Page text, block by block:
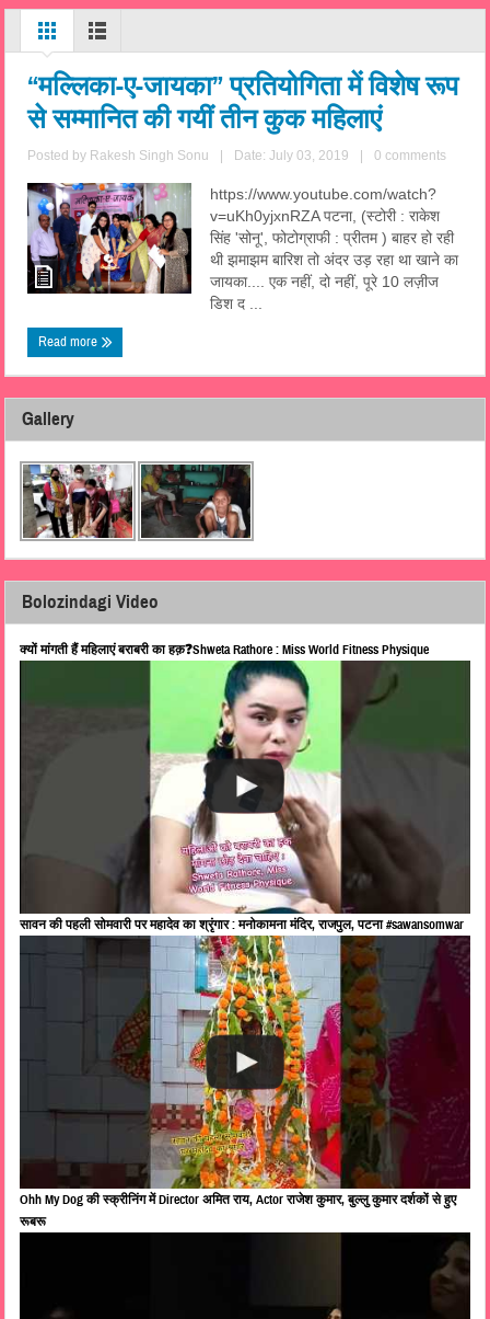
“मल्लिका-ए-जायका” प्रतियोगिता में विशेष रूप
से सम्मानित की गयीं तीन कुक महिलाएं
Posted by Rakesh Singh Sonu Date: July 03, 2019 0 comments
https://www.youtube.com/watch?
v=uKh0yjxnRZA पटना, (स्टोरी : राकेश
सिंह 'सोनू', फोटोग्राफी : प्रीतम ) बाहर हो रही
थी झमाझम बारिश तो अंदर उड़ रहा था खाने का
जायका.... एक नहीं, दो नहीं, पूरे 10 लज़ीज
डिश द ...
Read more
Gallery
Bolozindagi Video
क्यों मांगती हैं महिलाएं बराबरी का हक़❓Shweta Rathore : Miss World Fitness Physique
सावन की पहली सोमवारी पर महादेव का श्रृंगार : मनोकामना मंदिर, राजपुल, पटना #sawansomwar
Ohh My Dog की स्क्रीनिंग में Director अमित राय, Actor राजेश कुमार, बुल्लु कुमार दर्शकों से हुए
रूबरू